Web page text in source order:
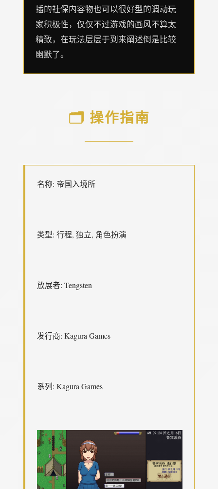
插的社保内容物也可以很好型的调动玩
家积极性，仅仅不过游戏的画风不算太
精致，在玩法层层于到来阐述倒是比较
幽默了。
🗂️ 操作指南
名称: 帝国入境所
类型: 行程, 独立, 角色扮演
放展者: Tengsten
发行商: Kagura Games
系列: Kagura Games